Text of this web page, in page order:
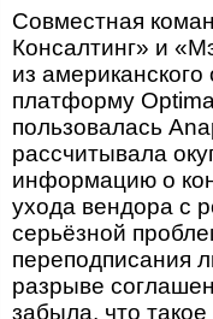
Совместная
Консалтинг» и
из
платформу
пользовалась
рассчитывала
информацию о
ухода вендора с
серьёзной
переподписания
разрыве
забыла, что